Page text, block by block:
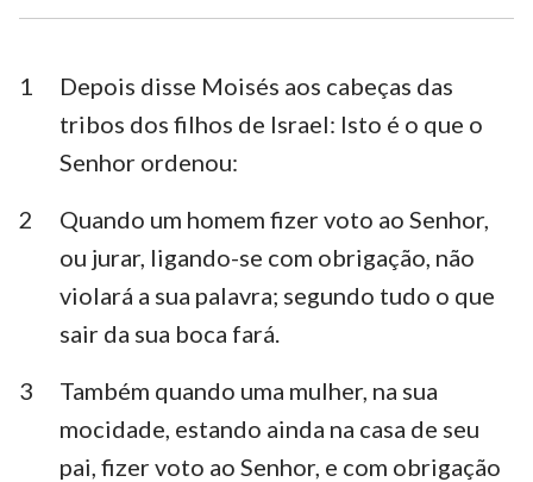
Esdras Neemias
Ester Jó
Salmos Provérbios
Isaías Jeremias
Lamentações Ezequiel
Daniel
Joel Amós
Obadias Jonas
1
Depois disse Moisés aos cabeças das
tribos dos filhos de Israel: Isto é o que o
Senhor ordenou:
2
Quando um homem fizer voto ao Senhor,
ou jurar, ligando-se com obrigação, não
violará a sua palavra; segundo tudo o que
sair da sua boca fará.
3
Também quando uma mulher, na sua
mocidade, estando ainda na casa de seu
pai, fizer voto ao Senhor, e com obrigação